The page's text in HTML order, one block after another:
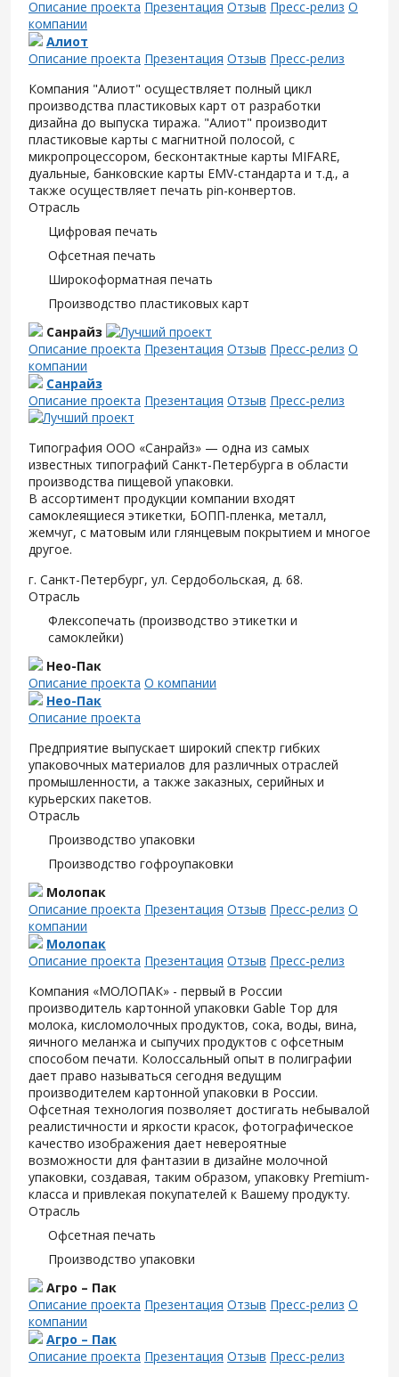
Описание проекта Презентация Отзыв Пресс-релиз О
компании
Алиот
Описание проекта Презентация Отзыв Пресс-релиз
Компания "Алиот" осуществляет полный цикл
производства пластиковых карт от разработки
дизайна до выпуска тиража. "Алиот" производит
пластиковые карты с магнитной полосой, с
микропроцессором, бесконтактные карты MIFARE,
дуальные, банковские карты EMV-стандарта и т.д., а
также осуществляет печать pin-конвертов.
Отрасль
Цифровая печать
Офсетная печать
Широкоформатная печать
Производство пластиковых карт
Санрайз
Описание проекта Презентация Отзыв Пресс-релиз О
компании
Санрайз
Описание проекта Презентация Отзыв Пресс-релиз
Типография ООО «Санрайз» — одна из самых
известных типографий Санкт-Петербурга в области
производства пищевой упаковки.
В ассортимент продукции компании входят
самоклеящиеся этикетки, БОПП-пленка, металл,
жемчуг, с матовым или глянцевым покрытием и многое
другое.
г. Санкт-Петербург, ул. Сердобольская, д. 68.
Отрасль
Флексопечать (производство этикетки и
самоклейки)
Нео-Пак
Описание проекта О компании
Нео-Пак
Описание проекта
Предприятие выпускает широкий спектр гибких
упаковочных материалов для различных отраслей
промышленности, а также заказных, серийных и
курьерских пакетов.
Отрасль
Производство упаковки
Производство гофроупаковки
Молопак
Описание проекта Презентация Отзыв Пресс-релиз О
компании
Молопак
Описание проекта Презентация Отзыв Пресс-релиз
Компания «МОЛОПАК» - первый в России
производитель картонной упаковки Gable Top для
молока, кисломолочных продуктов, сока, воды, вина,
яичного меланжа и сыпучих продуктов с офсетным
способом печати. Колоссальный опыт в полиграфии
дает право называться сегодня ведущим
производителем картонной упаковки в России.
Офсетная технология позволяет достигать небывалой
реалистичности и яркости красок, фотографическое
качество изображения дает невероятные
возможности для фантазии в дизайне молочной
упаковки, создавая, таким образом, упаковку Premium-
класса и привлекая покупателей к Вашему продукту.
Отрасль
Офсетная печать
Производство упаковки
Агро – Пак
Описание проекта Презентация Отзыв Пресс-релиз О
компании
Агро – Пак
Описание проекта Презентация Отзыв Пресс-релиз